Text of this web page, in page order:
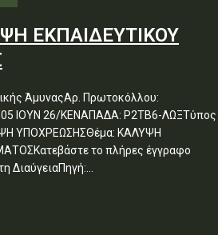
ΕΚΠΑΙΔΕΥΤΙΚΟΥ
ΆμυναςΑρ. Πρωτοκόλλου:
ΙΟΥΝ 26/ΚΕΝΑΠΑΔΑ: Ρ2ΤΒ6-ΛΩΞΤύπος
ΥΠΟΧΡΕΩΣΗΣΘέμα: ΚΑΛΥΨΗ
το πλήρες έγγραφο
ΔιαύγειαΠηγή:...